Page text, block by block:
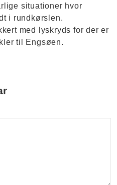
situationer hvor
i rundkørslen.
med lyskryds for der er
til Engsøen.